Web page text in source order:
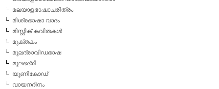
മലയാളഭാഷാചരിത്രം
മിശ്രഭാഷാ വാദം
മിസ്റ്റിക് കവിതകള്‍
മുക്തകം
മൂലദ്രാവിഡഭാഷ
മൂലഭദ്രി
യൂണികോഡ്
വായനദിനം